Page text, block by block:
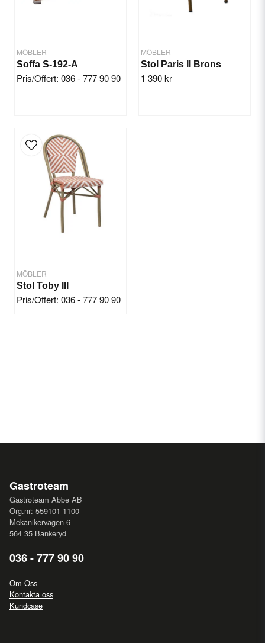
MÖBLER
Soffa S-192-A
Pris/Offert: 036 - 777 90 90
MÖBLER
Stol Paris II Brons
1 390 kr
MÖBLER
Stol Toby III
Pris/Offert: 036 - 777 90 90
Gastroteam
Gastroteam Abbe AB
Org.nr: 559101-1100
Mekanikervägen 6
564 35 Bankeryd
036 - 777 90 90
Om Oss
Kontakta oss
Kundcase